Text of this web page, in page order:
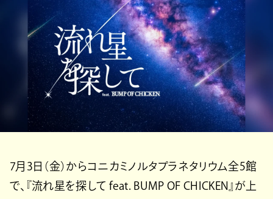
7月3日（金）からコニカミノルタプラネタリウム全5館
で、『流れ星を探して feat. BUMP OF CHICKEN』が上